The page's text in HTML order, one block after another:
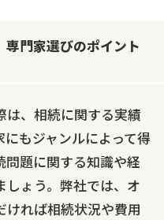
門家選びのポイント
は、相続に関する実績
もジャンルによって得
問題に関する知識や経
ょう。弊社では、オ
ければ相続状況や費用